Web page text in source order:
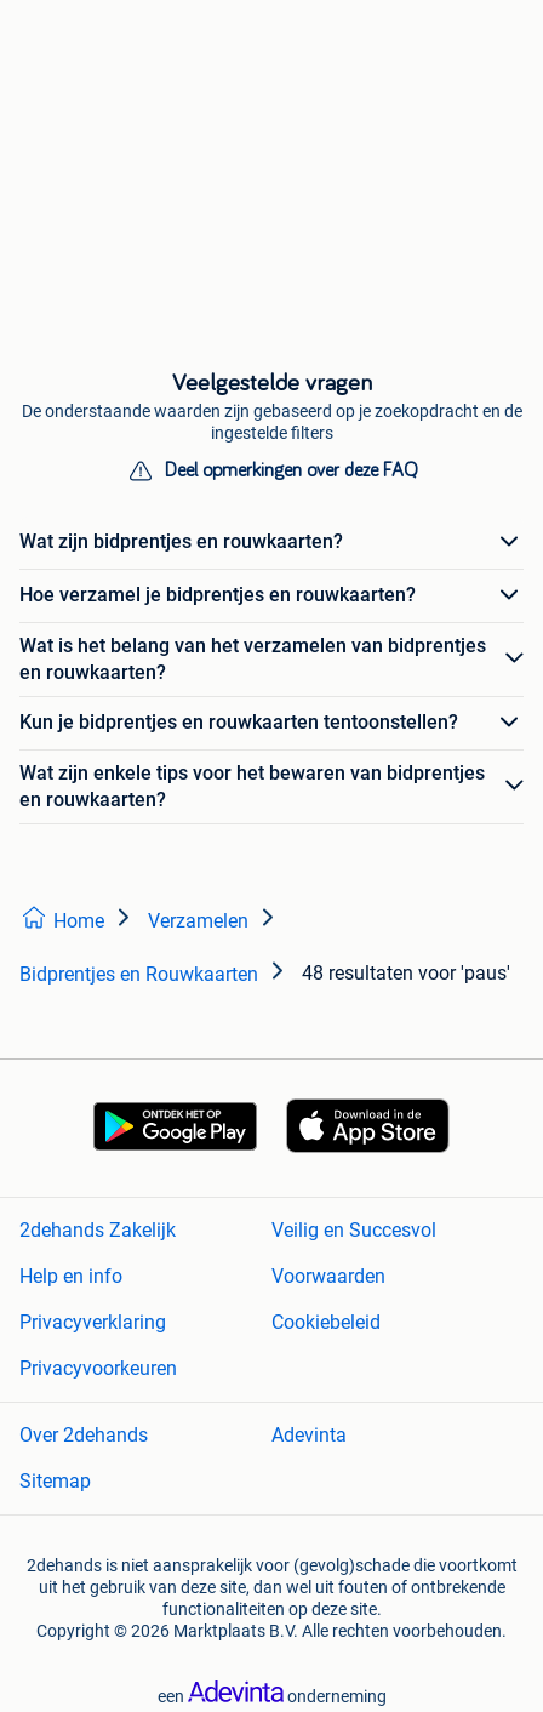
Veelgestelde vragen
De onderstaande waarden zijn gebaseerd op je zoekopdracht en de
ingestelde filters
Deel opmerkingen over deze FAQ
Wat zijn bidprentjes en rouwkaarten?
Hoe verzamel je bidprentjes en rouwkaarten?
Wat is het belang van het verzamelen van bidprentjes
en rouwkaarten?
Kun je bidprentjes en rouwkaarten tentoonstellen?
Wat zijn enkele tips voor het bewaren van bidprentjes
en rouwkaarten?
Home Verzamelen
Bidprentjes en Rouwkaarten 48 resultaten voor 'paus'
2dehands Zakelijk
Veilig en Succesvol
Help en info
Voorwaarden
Privacyverklaring
Cookiebeleid
Privacyvoorkeuren
Over 2dehands
Adevinta
Sitemap
2dehands is niet aansprakelijk voor (gevolg)schade die voortkomt
uit het gebruik van deze site, dan wel uit fouten of ontbrekende
functionaliteiten op deze site.
Copyright © 2026 Marktplaats B.V. Alle rechten voorbehouden.
een onderneming